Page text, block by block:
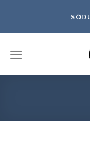
content